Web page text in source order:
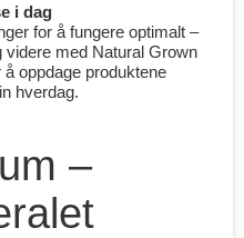
i dag
for å fungere optimalt –
videre med Natural Grown
oppdage produktene
hverdag.
–